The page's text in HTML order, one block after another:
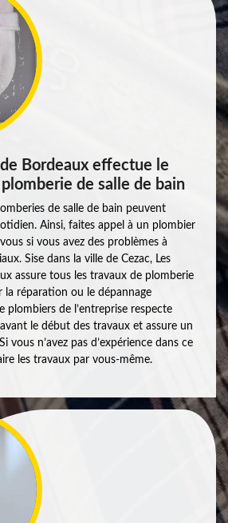
Bordeaux effectue le
de salle de bain
de salle de bain peuvent
Ainsi, faites appel à un plombier
si vous avez des problèmes à
Sise dans la ville de Cezac, Les
assure tous les travaux de plomberie
la réparation ou le dépannage
plombiers de l’entreprise respecte
le début des travaux et assure un
vous n’avez pas d’expérience dans ce
les travaux par vous-même.